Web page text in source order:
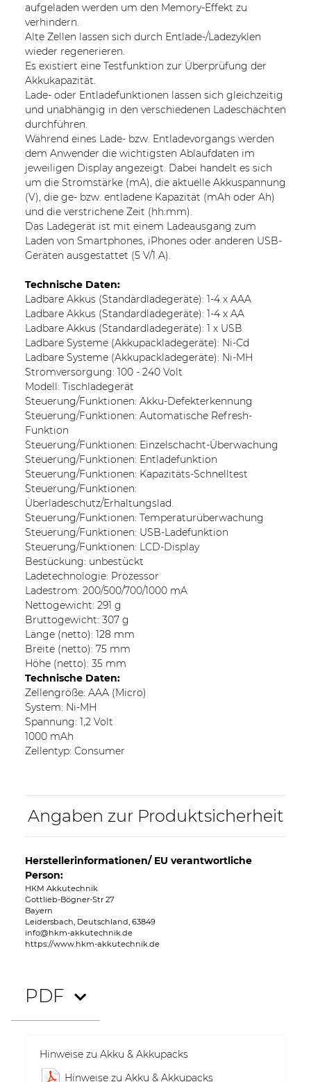
aufgeladen werden um den Memory-Effekt zu
verhindern.
Alte Zellen lassen sich durch Entlade-/Ladezyklen
wieder regenerieren.
Es existiert eine Testfunktion zur Überprüfung der
Akkukapazität.
Lade- oder Entladefunktionen lassen sich gleichzeitig
und unabhängig in den verschiedenen Ladeschächten
durchführen.
Während eines Lade- bzw. Entladevorgangs werden
dem Anwender die wichtigsten Ablaufdaten im
jeweiligen Display angezeigt. Dabei handelt es sich
um die Stromstärke (mA), die aktuelle Akkuspannung
(V), die ge- bzw. entladene Kapazität (mAh oder Ah)
und die verstrichene Zeit (hh:mm).
Das Ladegerät ist mit einem Ladeausgang zum
Laden von Smartphones, iPhones oder anderen USB-
Geräten ausgestattet (5 V/1 A).
Technische Daten:
Ladbare Akkus (Standardladegeräte): 1-4 x AAA
Ladbare Akkus (Standardladegeräte): 1-4 x AA
Ladbare Akkus (Standardladegeräte): 1 x USB
Ladbare Systeme (Akkupackladegeräte): Ni-Cd
Ladbare Systeme (Akkupackladegeräte): Ni-MH
Stromversorgung: 100 - 240 Volt
Modell: Tischladegerät
Steuerung/Funktionen: Akku-Defekterkennung
Steuerung/Funktionen: Automatische Refresh-
Funktion
Steuerung/Funktionen: Einzelschacht-Überwachung
Steuerung/Funktionen: Entladefunktion
Steuerung/Funktionen: Kapazitäts-Schnelltest
Steuerung/Funktionen:
Überladeschutz/Erhaltungslad.
Steuerung/Funktionen: Temperaturüberwachung
Steuerung/Funktionen: USB-Ladefunktion
Steuerung/Funktionen: LCD-Display
Bestückung: unbestückt
Ladetechnologie: Prozessor
Ladestrom: 200/500/700/1000 mA
Nettogewicht: 291 g
Bruttogewicht: 307 g
Länge (netto): 128 mm
Breite (netto): 75 mm
Höhe (netto): 35 mm
Technische Daten:
Zellengröße: AAA (Micro)
System: Ni-MH
Spannung: 1,2 Volt
1000 mAh
Zellentyp: Consumer
Angaben zur Produktsicherheit
Herstellerinformationen/ EU verantwortliche
Person:
HKM Akkutechnik
Gottlieb-Bögner-Str 27
Bayern
Leidersbach, Deutschland, 63849
info@hkm-akkutechnik.de
https://www.hkm-akkutechnik.de
PDF
Hinweise zu Akku & Akkupacks
Hinweise zu Akku & Akkupacks